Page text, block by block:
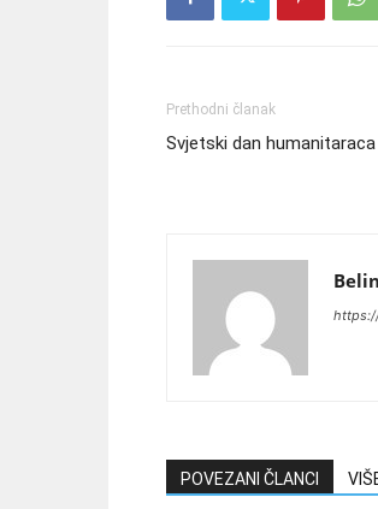
Prethodni članak
Svjetski dan humanitaraca
POVEZANI ČLANCI